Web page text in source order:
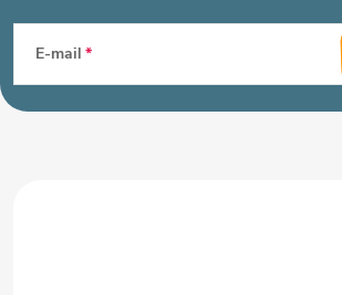
p
E-mail